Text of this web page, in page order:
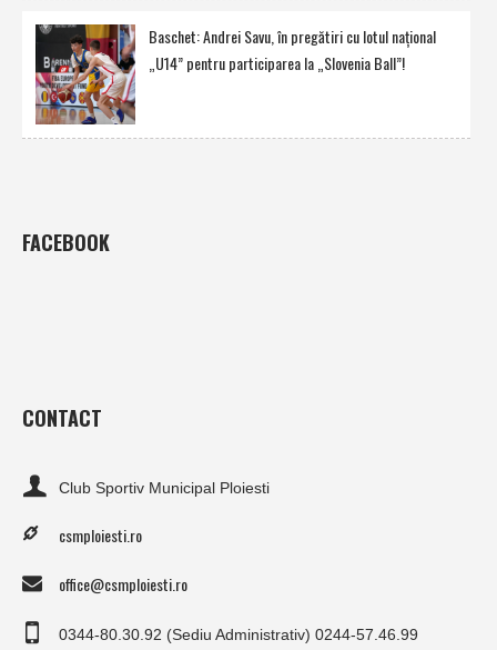
Baschet: Andrei Savu, în pregătiri cu lotul naţional
„U14” pentru participarea la „Slovenia Ball”!
FACEBOOK
CONTACT
Club Sportiv Municipal Ploiesti
csmploiesti.ro
office@csmploiesti.ro
0344-80.30.92 (Sediu Administrativ) 0244-57.46.99